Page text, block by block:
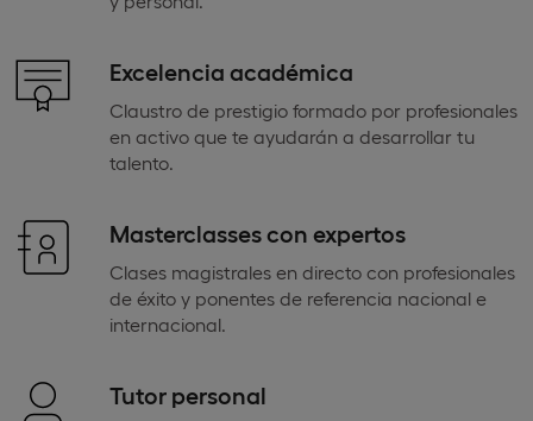
Excelencia académica
Claustro de prestigio formado por profesionales
en activo que te ayudarán a desarrollar tu
talento.
Masterclasses con expertos
Clases magistrales en directo con profesionales
de éxito y ponentes de referencia nacional e
internacional.
Tutor personal